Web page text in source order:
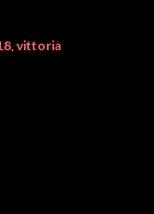
vittoria